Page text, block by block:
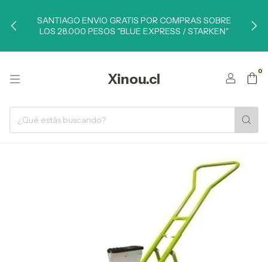
SANTIAGO ENVIO GRATIS POR COMPRAS SOBRE
LOS 28.000 PESOS "BLUE EXPRESS / STARKEN"
Xinou.cl 0